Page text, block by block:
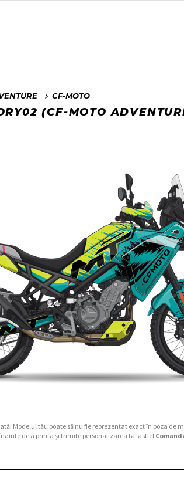
CF-MOTO
(CF-MOTO
Modelul tău poate să nu fie reprezentat exact în poza de
de a printa și trimite personalizarea ta, astfel